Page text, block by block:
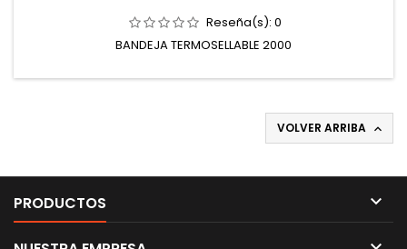
Reseña(s): 0
BANDEJA TERMOSELLABLE 2000
VOLVER ARRIBA 
PRODUCTOS 